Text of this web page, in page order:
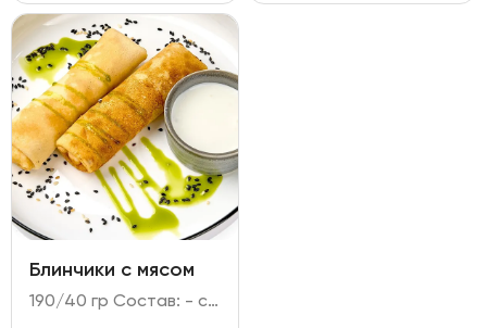
Блинчики с мясом
190/40 гр Состав: - свинина, говядина, лук репчатый; - мука, яйцо куриное, молоко, сахар; кунжут; - сметана.